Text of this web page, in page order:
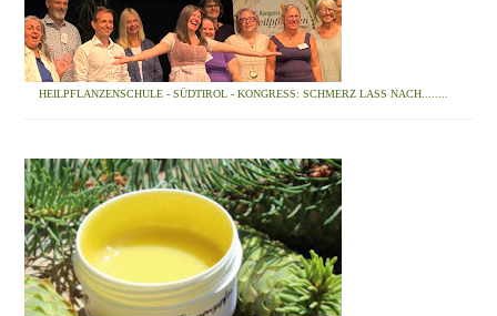
HEILPFLANZENSCHULE - SÜDTIROL - KONGRESS: SCHMERZ LASS NACH........